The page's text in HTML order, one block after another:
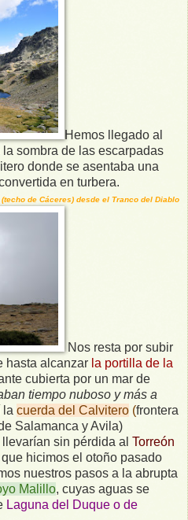
Hemos llegado al
sombra de las escarpadas
donde se asentaba una
en turbera.
de Cáceres) desde el Tranco del Diablo
Nos resta por subir
hasta alcanzar la portilla de la
cubierta por un mar de
tiempo nuboso y más a
la cuerda del Calvitero (frontera
Salamanca y Avila)
sin pérdida al Torreón
hicimos el otoño pasado
nuestros pasos a la abrupta
Malillo, cuyas aguas se
Laguna del Duque o de